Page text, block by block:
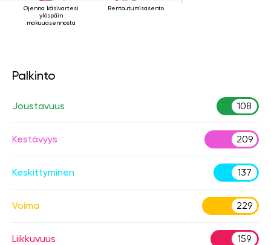
Ojenna käsivartesi
ylöspäin
makuuasennosta
Rentoutumisasento
Palkinto
Joustavuus 108
Kestävyys 209
Keskittyminen 137
Voima 229
Liikkuvuus 159